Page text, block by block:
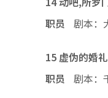
职员
剧本：
15 虚伪的婚礼
职员
剧本：